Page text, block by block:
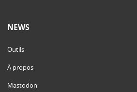
NEWS
Outils
À propos
Mastodon